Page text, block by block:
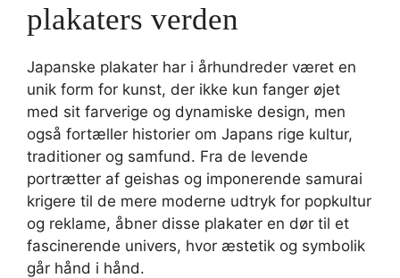
plakaters verden
Japanske plakater har i århundreder været en
unik form for kunst, der ikke kun fanger øjet
med sit farverige og dynamiske design, men
også fortæller historier om Japans rige kultur,
traditioner og samfund. Fra de levende
portrætter af geishas og imponerende samurai
krigere til de mere moderne udtryk for popkultur
og reklame, åbner disse plakater en dør til et
fascinerende univers, hvor æstetik og symbolik
går hånd i hånd.